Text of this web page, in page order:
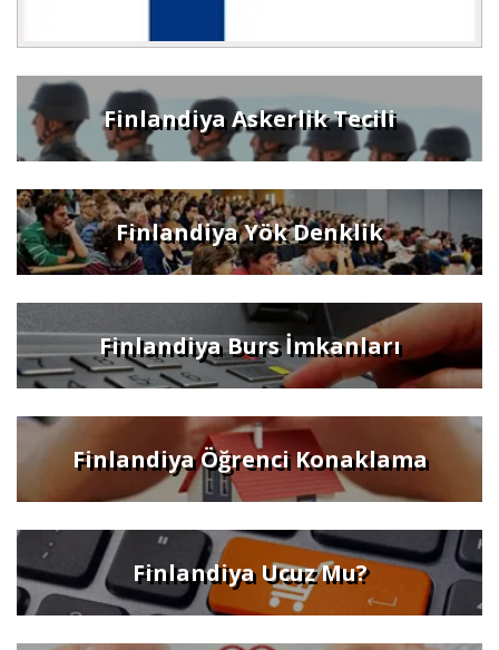
Finlandiya Askerlik Tecili
Finlandiya Yök Denklik
Finlandiya Burs İmkanları
Finlandiya Öğrenci Konaklama
Finlandiya Ucuz Mu?